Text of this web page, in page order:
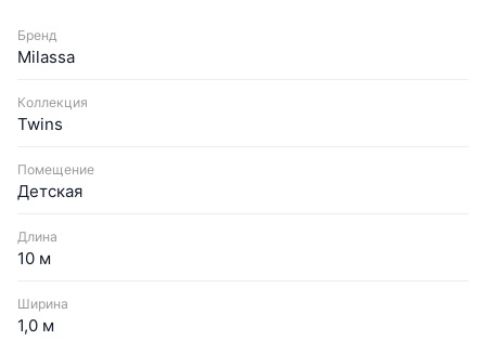
Бренд
Milassa
Коллекция
Twins
Помещение
Детская
Длина
10 м
Ширина
1,0 м